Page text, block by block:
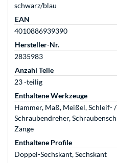
schwarz/blau
EAN
4010886939390
Hersteller-Nr.
2835983
Anzahl Teile
23 -teilig
Enthaltene Werkzeuge
Hammer, Maß, Meißel, Schleif-
Schraubendreher,
Zange
Enthaltene Profile
Doppel-Sechskant, Sechskant